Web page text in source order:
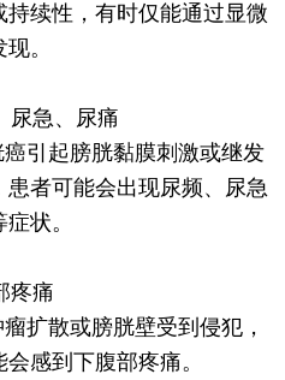
持续性，有时仅能通过显微
。
尿急、尿痛
引起膀胱黏膜刺激或继发
患者可能会出现尿频、尿急
状。
疼痛
扩散或膀胱壁受到侵犯，
会感到下腹部疼痛。